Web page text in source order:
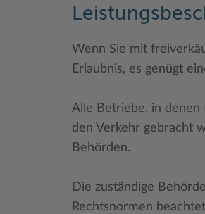
Wenn Sie mit
Erlaubnis, es genügt
Alle Betriebe, in
den Verkehr gebracht
Behörden.
Die zuständige
Rechtsnormen